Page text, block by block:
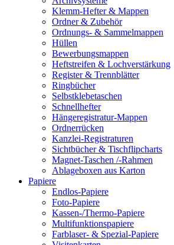
Klemm-Hefter & Mappen
Ordner & Zubehör
Ordnungs- & Sammelmappen
Hüllen
Bewerbungsmappen
Heftstreifen & Lochverstärkung
Register & Trennblätter
Ringbücher
Selbstklebetaschen
Schnellhefter
Hängeregistratur-Mappen
Ordnerrücken
Kanzlei-Registraturen
Sichtbücher & Tischflipcharts
Magnet-Taschen /-Rahmen
Ablageboxen aus Karton
Papiere
Endlos-Papiere
Foto-Papiere
Kassen-/Thermo-Papiere
Multifunktionspapiere
Farblaser- & Spezial-Papiere